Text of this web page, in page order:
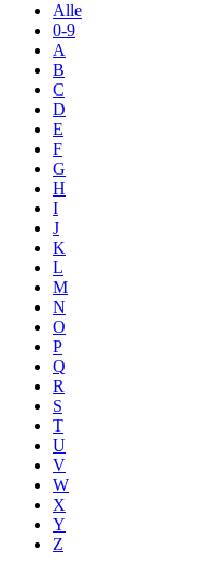
Alle
0-9
A
B
C
D
E
F
G
H
I
J
K
L
M
N
O
P
Q
R
S
T
U
V
W
X
Y
Z